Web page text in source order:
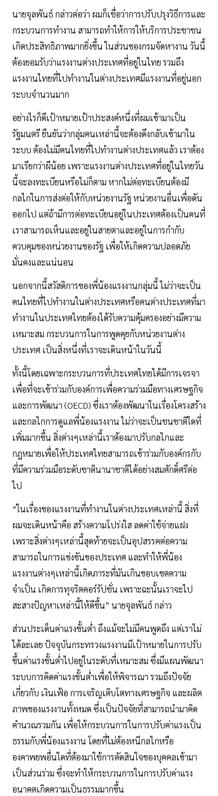
นายจุลพันธ์ กล่าวต่อว่า ผมก็เชื่อว่าการปรับปรุงวิธีการและ
กระบวนการทำงาน สามารถทำให้การให้บริการประชาชน
เกิดประสิทธิภาพมากยิ่งขึ้น ในส่วนของกรมจัดหางาน วันนี้
ต้องยอมรับว่าแรงงานต่างประเทศที่อยู่ในไทย รวมถึง
แรงงานไทยที่ไปทำงานในต่างประเทศมีแรงงานที่อยู่นอก
ระบบจำนวนมาก
อย่างไรก็ดีเป้าหมายเป้าประสงค์หนึ่งที่ผมเข้ามาเป็น
รัฐมนตรี ยืนยันว่ากลุ่มคนเหล่านี้จะต้องดึงกลับเข้ามาใน
ระบบ ต้องไม่มีคนไทยที่ไปทำงานต่างประเทศแล้ว เราต้อง
มาเรียกว่าผีน้อย เพราะแรงงานต่างประเทศที่อยู่ในไทยวัน
นี้จะลงทะเบียนหรือไม่ก็ตาม หากไม่ต่อทะเบียนต้องมี
กลไกในการส่งต่อให้กับหน่วยงานรัฐ หน่วยงานอื่นเพื่อดัน
ออกไป แต่ถ้ามีการต่อทะเบียนอยู่ในประเทศต้องเป็นคนที่
เราสามารถเห็นและอยู่ในสายตาและอยู่ในการกำกับ
ควบคุมของหน่วยงานของรัฐ เพื่อให้เกิดความปลอดภัย
มั่นคงและแน่นอน
นอกจากนี้สวัสดิการของพี่น้องแรงงานกลุ่มนี้ ไม่ว่าจะเป็น
คนไทยที่ไปทำงานในต่างประเทศหรือคนต่างประเทศที่มา
ทำงานในประเทศไทยต้องได้รับความคุ้มครองอย่างมีความ
เหมาะสม กระบวนการในการพูดคุยกับหน่วยงานต่าง
ประเทศ เป็นสิ่งหนึ่งที่เราจะเดินหน้าในวันนี้
ทั้งนี้โดยเฉพาะกระบวนการที่ประเทศไทยได้มีการเจรจา
เพื่อที่จะเข้าร่วมกับองค์การเพื่อความร่วมมือทางเศรษฐกิจ
และการพัฒนา (OECD) ซึ่งเราต้องพัฒนาในเรื่องโครงสร้าง
และกลไกการดูแลพี่น้องแรงงาน ไม่ว่าจะเป็นชนชาติใดที่
เพิ่มมากขึ้น สิ่งต่างๆเหล่านี้เราต้องมาปรับกลไกและ
กฎหมายเพื่อให้ประเทศไทยสามารถเข้าร่วมกับองค์กรกับ
ที่มีความร่วมมือระดับชาตินานาชาติได้อย่างสมศักดิ์ศรีต่อ
ไป
“ในเรื่องของแรงงานที่ทำงานในต่างประเทศเหล่านี้ สิ่งที่
ผมจะเดินหน้าคือ สร้างความโปร่งใส ลดค่าใช้จ่ายแฝง
เพราะสิ่งต่างๆเหล่านี้สุดท้ายจะเป็นอุปสรรคต่อความ
สามารถในการแข่งขันของประเทศ และทำให้พี่น้อง
แรงงานต่างๆเหล่านี้เกิดภาระที่มันเกินขอบเขตความ
จำเป็น เกิดการทุจริตคอร์รัปชั่น เพราะฉะนั้นเราจะไป
สะสางปัญหาเหล่านี้ให้ดีขึ้น” นายจุลพันธ์ กล่าว
ส่วนประเด็นค่าแรงขั้นต่ำ ถึงแม้จะไม่มีคนพูดถึง แต่เราไม่
ได้ละเลย ปัจจุบันกระทรวงแรงงานมีเป้าหมายในการปรับ
ขึ้นค่าแรงขั้นต่ำไปอยู่ในระดับที่เหมาะสม ซึ่งมีแผนพัฒนา
ระบบการคิดค่าแรงขั้นต่ำเพื่อให้พิจารณา รวมถึงปัจจัย
เกี่ยวกับ เงินเฟ้อ การเจริญเติบโตทางเศรษฐกิจ และผลิต
ภาพของแรงงานทั้งหมด ซึ่งเป็นปัจจัยที่สามารถนำมาคิด
คำนวณรวมกัน เพื่อให้กระบวนการในการปรับค่าแรงเป็น
ธรรมกับพี่น้องแรงงาน โดยที่ไม่ต้องหนีกลไกหรือ
องคาพยพอื่นใดที่ต้องมาใช้การตัดสินใจของบุคคลเข้ามา
เป็นส่วนร่วม ซึ่งจะทำให้กระบวนการในการปรับค่าแรง
อนาคตเกิดความเป็นธรรมมากขึ้น